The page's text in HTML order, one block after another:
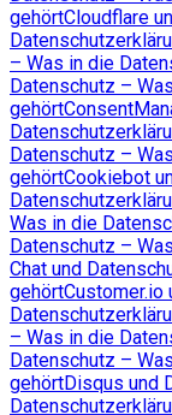
gehörtCloudflare
– Was in die
Datenschutz –
gehört
Datenschutz –
gehörtCookiebot
Was in die
Datenschutz –
Chat und
gehörtCustomer.io
– Was in die
Datenschutz –
gehörtDisqus und